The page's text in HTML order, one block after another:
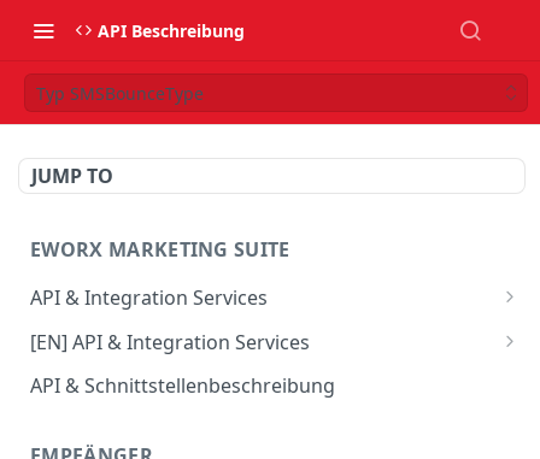
API Beschreibung
Typ SMSBounceType
JUMP TO
EWORX MARKETING SUITE
API & Integration Services
Verwendung des JSON Webservice
Verwendung des SOAP Webservice
[EN] API & Integration Services
[EN] Using the JSON web service
API & Schnittstellenbeschreibung